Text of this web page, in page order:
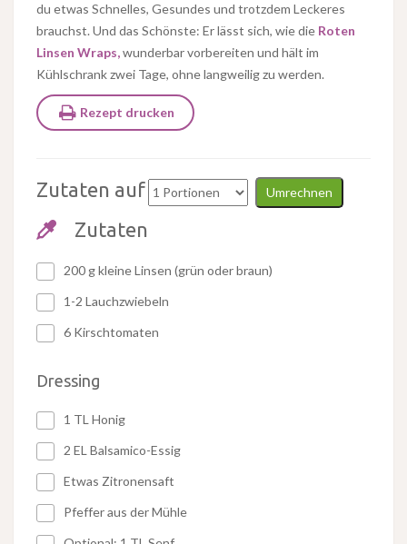
du etwas Schnelles, Gesundes und trotzdem Leckeres
brauchst. Und das Schönste: Er lässt sich, wie die Roten
Linsen Wraps,wunderbar vorbereiten und hält im
Kühlschrank zwei Tage, ohne langweilig zu werden.
Rezept drucken
Zutaten auf Umrechnen
Zutaten
200 g kleine Linsen (grün oder braun)
1-2 Lauchzwiebeln
6 Kirschtomaten
Dressing
1 TL Honig
2 EL Balsamico-Essig
Etwas Zitronensaft
Pfeffer aus der Mühle